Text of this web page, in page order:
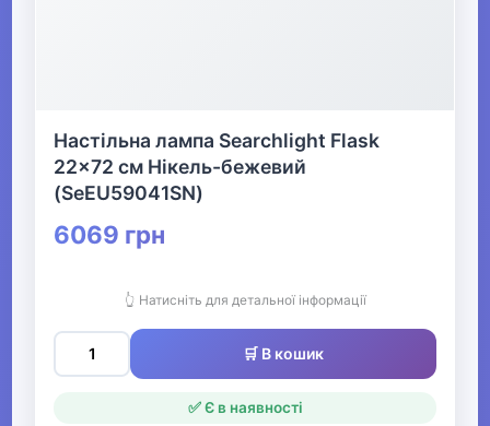
Настільна лампа Searchlight Flask
22x72 см Нікель-бежевий
(SeEU59041SN)
6069 грн
👆 Натисніть для детальної інформації
🛒 В кошик
✅ Є в наявності